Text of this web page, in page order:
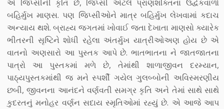
એ જિપ્સીની કૃતિ છે, જિપ્સી એટલે પ્રાણશક્તિના ઉદ્વેકવાળો
બહિર્મુખ માણસ. પણ જિપ્સીઓને માત્ર બહિર્મુખ લેખવામાં કદાચ
અન્યાય થશે. બ્રાહ્ય જગતમાં ખોવાઈ જતા દેખાતા માણસો ક્યારેક
ભીતરની સૃષ્ટિને શોધી રહેલા અંતર્મુખ યાત્રીઓઅણ હોય છે એ
વાતનો અણસારો આ પુસ્તક આપે છે. ભાતભાતના ને જાતજાતના
પાત્રો આ પુસ્તકમાં મળે છે, તેમાંથી શાળાજીવન દરમ્યાન,
પાઠ્યપુસ્તકમાંથી જ મને સ્પર્શી ગયેલ ગુલબ્બોની અવિસ્મરણીય
છબી, જીવનના આનંદને વર્ણવતી સમગ્ર કૃતિ અને તેમાં સાથે સાથે
કુદરતનું મનોહર વર્ણન સદાય સ્મૃતિઓમાં રહ્યું છે. એ આજે આપ